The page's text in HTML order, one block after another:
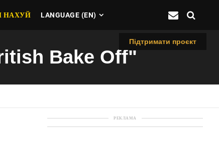
НАХУЙ LANGUAGE (EN)
Підтримати проєкт
Bake Off"
РЕКЛАМА